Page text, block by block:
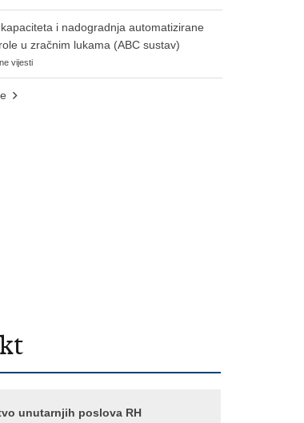
i nadogradnja automatizirane
u zračnim lukama (ABC sustav)
vijesti
unutarnjih poslova RH